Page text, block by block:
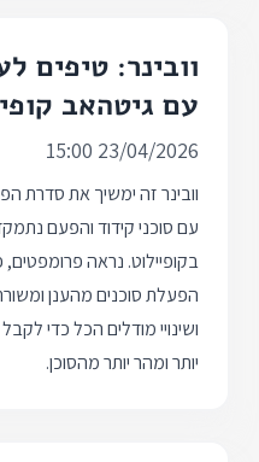
וובינר: טיפים
עם גיטהאב
23/04/2026 15:00
וובינר זה ימשיך את סדרת
עם סוכני קידוד והפעם
בקופיילוט. נראה פרומפטים,
הפעלת סוכנים מהענן
ושינויי מודלים הכל כדי
יותר ומהר יותר מהסוכן.